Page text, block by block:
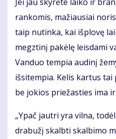
rankomis, mažiausiai
taip nutinka, kai išplovę
megztinį pakėlę leisdami
Vanduo tempia audinį
išsitempia. Kelis kartus
be jokios priežasties ima
„Ypač jautri yra vilna,
drabužį skalbti skalbimo